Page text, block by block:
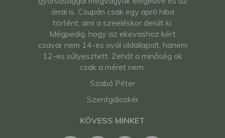
árral is. Csupán csak egy apró hiba
történt, ami a szeeléskor derült ki.
Mégpedig, hogy az ekevashoz kért
csavar nem 14-es ovál oldallapolt, hanem
12-es sűlyesztett. Zehát a minőség ok
csak a méret nem.
Szabó Péter
Szentgáloskér
KÖVESS MINKET